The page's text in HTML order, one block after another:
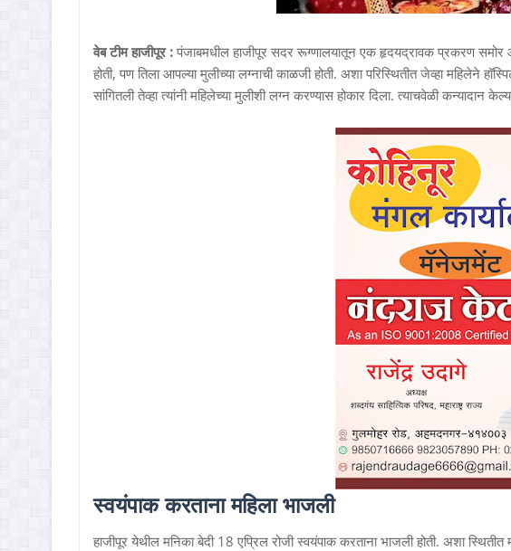
वेब टीम हाजीपूर : पंजाबमधील हाजीपूर सदर रूग्णालयातून एक हृदयद्रावक प्रकरण
होती, पण तिला आपल्या मुलीच्या लग्नाची काळजी होती. अशा परिस्थितीत जेव्हा महिलेने
सांगितली तेव्हा त्यांनी महिलेच्या मुलीशी लग्न करण्यास होकार दिला. त्याचवेळी कन्यादान
स्वयंपाक करताना महिला भाजली
हाजीपूर येथील मनिका बेदी 18 एप्रिल रोजी स्वयंपाक करताना भाजली होती. अशा